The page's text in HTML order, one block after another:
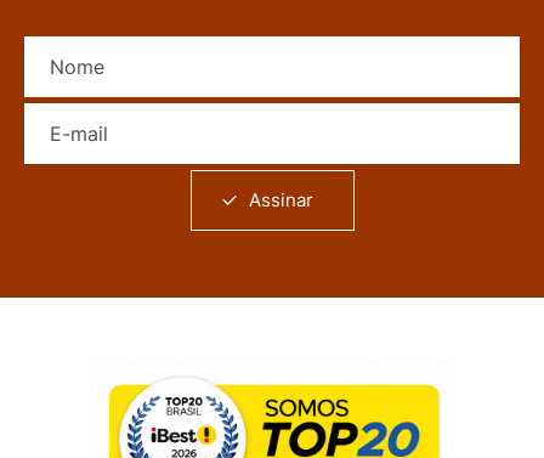
Assinar